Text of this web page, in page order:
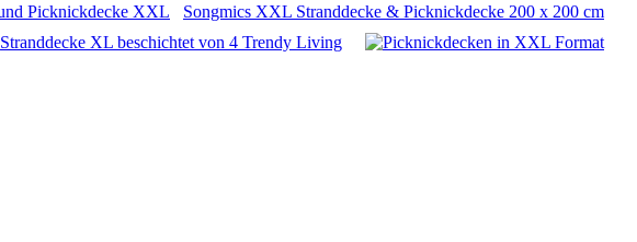
Songmics XXL Stranddecke & Picknickdecke 200 x 200 cm
Stranddecke XL beschichtet von 4 Trendy Living